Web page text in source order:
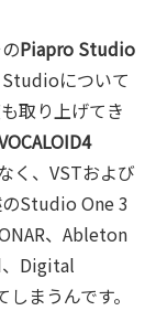
Piapro Studio
について
取り上げてき
く、VSTおよび
Studio One 3
、Ableton
、Digital
まうんです。